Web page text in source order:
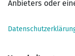
Förderung
Kollegiale